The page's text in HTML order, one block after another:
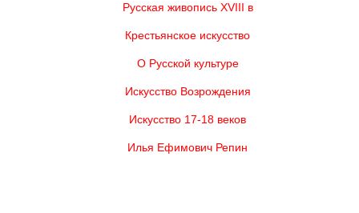
Русская живопись XVIII в
Крестьянское искусство
О Русской культуре
Искусство Возрождения
Искусство 17-18 веков
Илья Ефимович Репин